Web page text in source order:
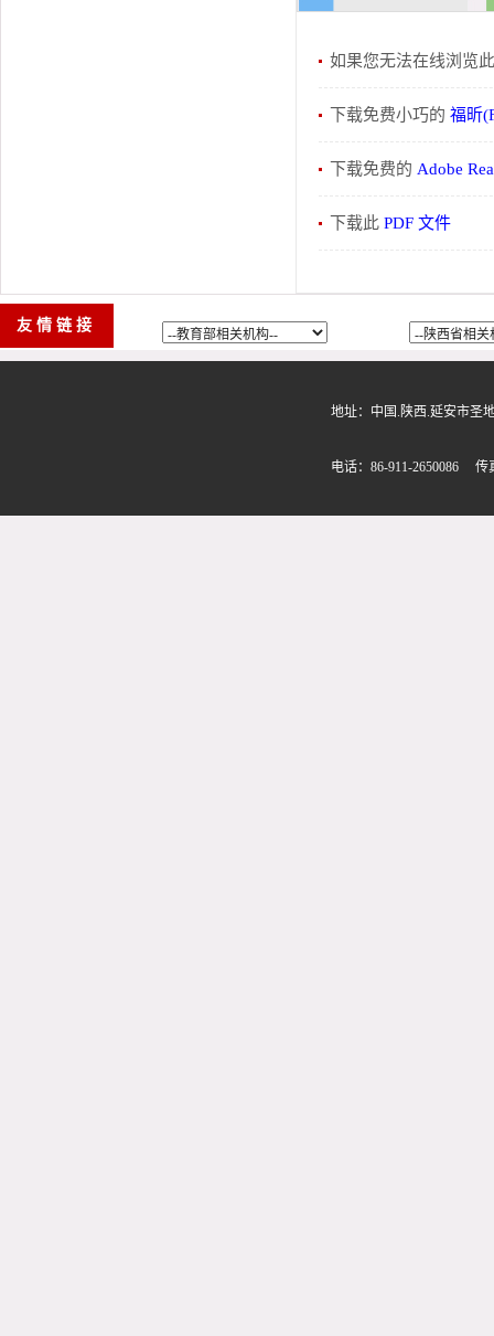
如果您无法在线浏览
下载免费小巧的 福昕
下载免费的 Adobe
下载此 PDF 文件
友情链接
地址：中国.陕西.延安市圣
电话：86-911-2650086 传